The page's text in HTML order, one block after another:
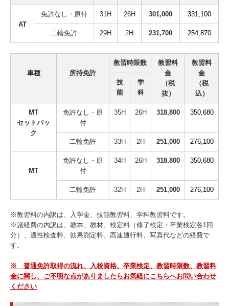
AT
免許なし・原付 31H 26H 301,000 331,100
二輪免許 29H 2H 231,700 254,870
車種 所持免許
教習時限数
教習料
金
（税
抜）
教習料
金
（税
込）
技
能
学
科
MT
セットパッ
ク
免許なし・原
付
35H 26H 318,800 350,680
二輪免許 33H 2H 251,000 276,100
MT
免許なし・原
付
34H 26H 318,800 350,680
二輪免許 32H 2H 251,000 276,100
※教習料の内訳は、入学金、技能教習料、学科教習料です。
※諸経費の内訳は、教本、教材、検定料（修了検定・卒業検定各1回
分）、適性検査料、効果測定料、高速通行料、写真代などの経費で
す。
※ 普通免許取得の流れ、入校資格、卒業検定、教習時限数、教習料
金に関し、ご不明な点がありましたらお気軽にこちらへお問い合わせ
ください